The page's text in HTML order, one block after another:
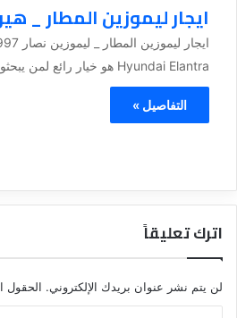
ايجار ليموزين المطار _
Hyundai Elantra هو خيار رائع لمن يبحثون عن فخامة...
التفاصيل »
اترك تعليقاً
لن يتم نشر عنوان بريدك الإلكتروني. الحقول